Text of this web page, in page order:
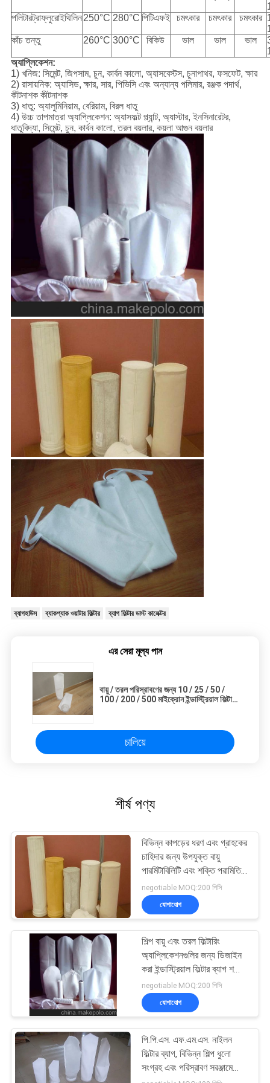
পলিটারট্রাফ্লুরোইথিলিন250°C 280°C পিটিএফই চমৎকার চমৎকার চমৎকার
কাঁচ তন্তু
260°C 300°C বিকিউ ভাল ভাল ভাল
অ্যাপ্লিকেশন:
1) খনিজ: সিমেন্ট, জিপসাম, চুন, কার্বন কালো, অ্যাসবেস্টস, চুনাপাথর, ফসফেট, ক্ষার
2) রাসায়নিক: অ্যাসিড, ক্ষার, সার, পিভিসি এবং অন্যান্য পলিমার, রঞ্জক পদার্থ,
কীটনাশক কীটনাশক
3) ধাতু: অ্যালুমিনিয়াম, বেরিয়াম, বিরল ধাতু
4) উচ্চ তাপমাত্রা অ্যাপ্লিকেশন: অ্যাসফল্ট প্ল্যান্ট, অ্যাস্টার, ইনসিনারেটর,
ধাতুবিদ্যা, সিমেন্ট, চুন, কার্বন কালো, তরল বয়লার, কয়লা আগুন বয়লার
ব্যাগহাউস ব্যাকপ্যাক ওয়াটার ফিল্টার ব্যাগ ফিল্টার ডাস্ট কালেক্টর
এর সেরা মূল্য পান
বায়ু / তরল পরিস্রাবণের জন্য 10 / 25 / 50 /
100 / 200 / 500 মাইক্রোন ইন্ডাস্ট্রিয়াল ফিল্টার
চালিয়ে
শীর্ষ পণ্য
বিভিন্ন কাপড়ের ধরণ এবং গ্রাহকের
চাহিদার জন্য উপযুক্ত বায়ু
পারমিটাবিলিটি এবং শক্তি পরামিতি
সহ শিল্প ফিল্টার ব্যাগ
negotiable MOQ:200 পিসি
যোগাযোগ
শিল্প বায়ু এবং তরল ফিল্টারিং
অ্যাপ্লিকেশনগুলির জন্য ডিজাইন
করা ইন্ডাস্ট্রিয়াল ফিল্টার ব্যাগ শক্তি
এবং কনফিগারযোগ্য কোলার
বিকল্পগুলির সাথে
negotiable MOQ:200 পিসি
যোগাযোগ
পি.পি.এস. এফ.এম.এস. নাইলন
ফিল্টার ব্যাগ, বিভিন্ন শিল্প ধুলো
সংগ্রহ এবং পরিস্রাবণ সরঞ্জামে